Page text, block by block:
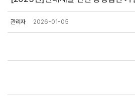
관리자 2026-01-05